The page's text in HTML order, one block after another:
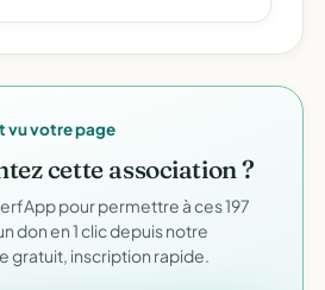
vu votre page
cette association ?
pour permettre à ces 197
don en 1 clic depuis notre
gratuit, inscription rapide.